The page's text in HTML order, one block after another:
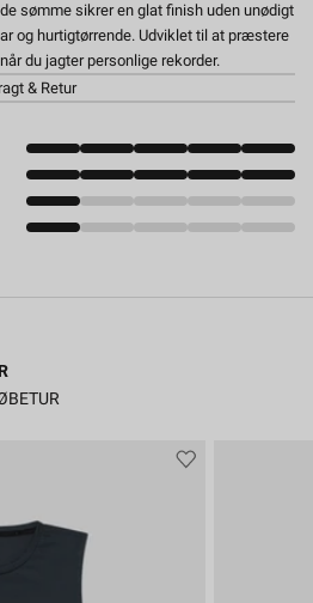
sømme sikrer en glat finish uden unødigt
og hurtigtørrende. Udviklet til at præstere
du jagter personlige rekorder.
& Retur